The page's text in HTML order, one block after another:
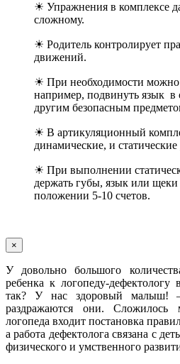
☀ Упражнения в комплексе
сложному.
☀ Родитель контролирует
движений.
☀ При необходимости
например, подвинуть язык в
другим безопасным
☀ В артикуляционный
динамические, и
☀ При выполнении
держать губы, язык или
положении 5-10 счетов.
×
У довольно большого
ребенка к логопеду-
так? У нас здоровый малыш!
раздражаются они.
логопеда входит постановка
а работа дефектолога связана с
физического и умственного